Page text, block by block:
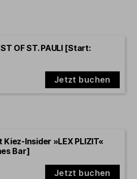
OF ST. PAULI [Start:
Jetzt buchen
Insider »LEX PLIZIT«
Bar]
Jetzt buchen